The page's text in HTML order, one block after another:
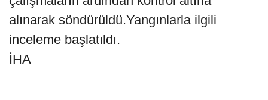
alınarak söndürüldü.Yangınlarla ilgili
inceleme başlatıldı.
İHA